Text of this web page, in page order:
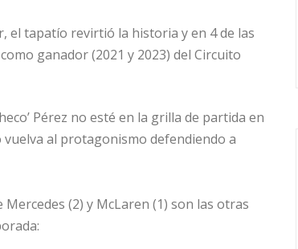
el tapatío revirtió la historia y en 4 de las
ganador (2021 y 2023) del Circuito
Pérez no esté en la grilla de partida en
vuelva al protagonismo defendiendo a
(2) y McLaren (1) son las otras